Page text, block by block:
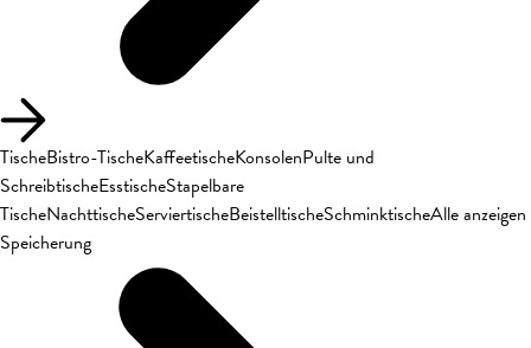
TischeBistro-TischeKaffeetischeKonsolenPulte und
SchreibtischeEsstischeStapelbare
TischeNachttischeServiertischeBeistelltischeSchminktischeAlle anzeigen
Speicherung